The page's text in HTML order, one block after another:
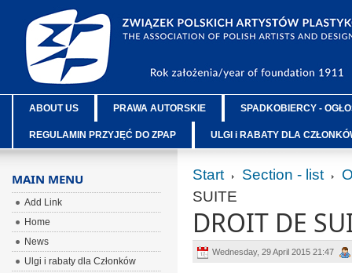
ABOUT US PRAWA AUTORSKIE SPADKOBIERCY -
REGULAMIN PRZYJĘĆ DO ZPAP ULGI i RABATY DLA
Start Section - list
SUITE
DROIT DE
Wednesday, 29 April 2015 21:47
MAIN MENU
Add Link
Home
News
Ulgi i rabaty dla Członków